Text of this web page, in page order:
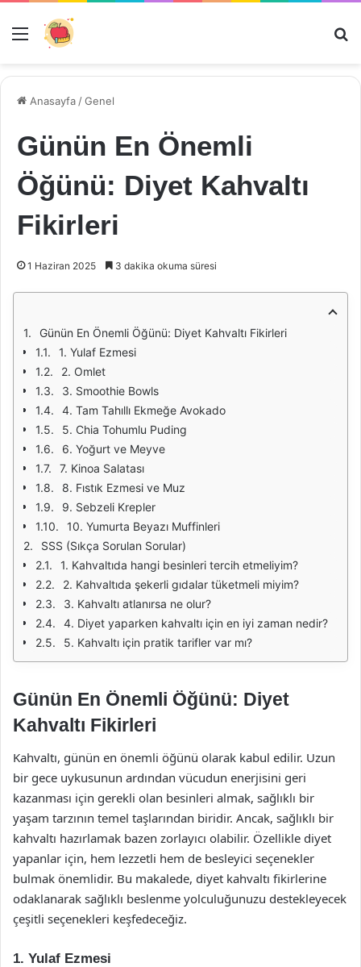
Menü
Anasayfa /Genel
Günün En Önemli
Öğünü: Diyet Kahvaltı
Fikirleri
1 Haziran 2025 3 dakika okuma süresi
Günün En Önemli Öğünü: Diyet Kahvaltı Fikirleri
1. Yulaf Ezmesi
2. Omlet
3. Smoothie Bowls
4. Tam Tahıllı Ekmeğe Avokado
5. Chia Tohumlu Puding
6. Yoğurt ve Meyve
7. Kinoa Salatası
8. Fıstık Ezmesi ve Muz
9. Sebzeli Krepler
10. Yumurta Beyazı Muffinleri
SSS (Sıkça Sorulan Sorular)
1. Kahvaltıda hangi besinleri tercih etmeliyim?
2. Kahvaltıda şekerli gıdalar tüketmeli miyim?
3. Kahvaltı atlanırsa ne olur?
4. Diyet yaparken kahvaltı için en iyi zaman nedir?
5. Kahvaltı için pratik tarifler var mı?
Günün En Önemli Öğünü: Diyet
Kahvaltı Fikirleri
Kahvaltı, günün en önemli öğünü olarak kabul edilir. Uzun
bir gece uykusunun ardından vücudun enerjisini geri
kazanması için gerekli olan besinleri almak, sağlıklı bir
yaşam tarzının temel taşlarından biridir. Ancak, sağlıklı bir
kahvaltı hazırlamak bazen zorlayıcı olabilir. Özellikle diyet
yapanlar için, hem lezzetli hem de besleyici seçenekler
bulmak önemlidir. Bu makalede, diyet kahvaltı fikirlerine
odaklanarak sağlıklı beslenme yolculuğunuzu destekleyecek
çeşitli seçenekleri keşfedeceğiz.
1. Yulaf Ezmesi